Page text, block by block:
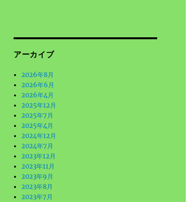
アーカイブ
2026年8月
2026年6月
2026年4月
2025年12月
2025年7月
2025年4月
2024年12月
2024年7月
2023年12月
2023年11月
2023年9月
2023年8月
2023年7月